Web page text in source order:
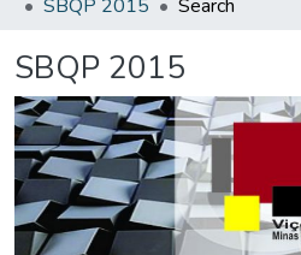
SBQP 2015
Search
SBQP 2015